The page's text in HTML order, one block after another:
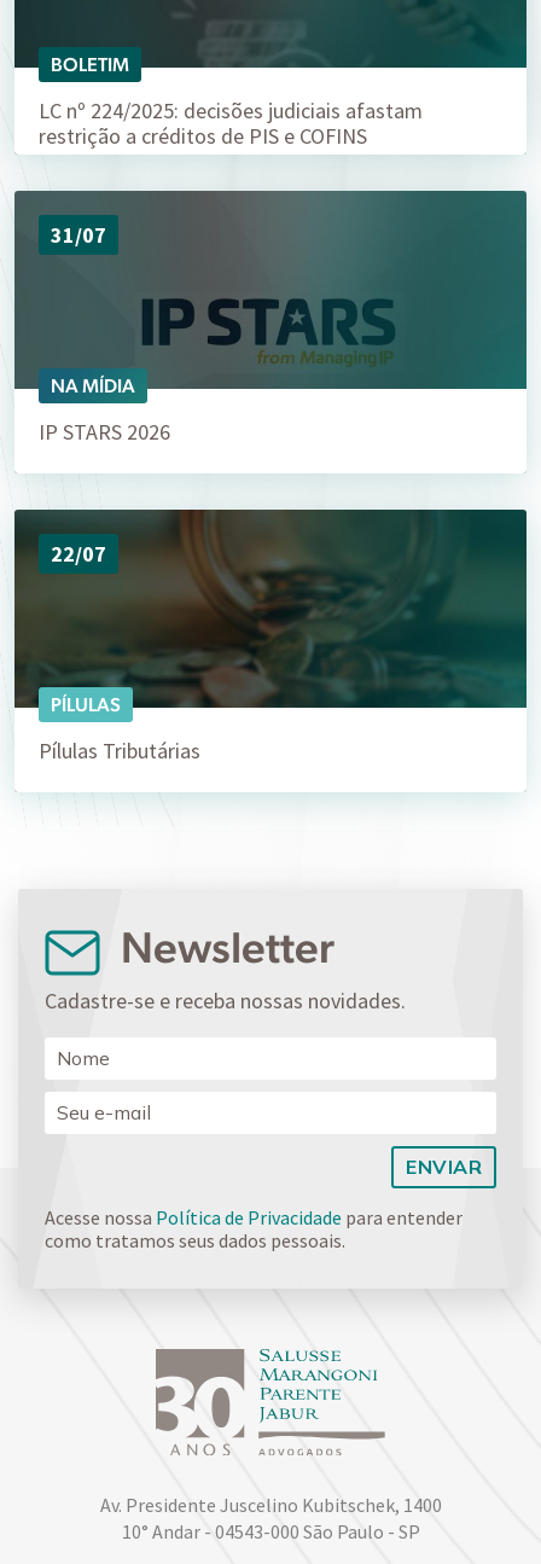
BOLETIM
LC nº 224/2025: decisões judiciais afastam
restrição a créditos de PIS e COFINS
31/07
NA MÍDIA
IP STARS 2026
22/07
PÍLULAS
Pílulas Tributárias
Newsletter
Cadastre-se e receba nossas novidades.
Acesse nossa Política de Privacidade para entender
como tratamos seus dados pessoais.
Av. Presidente Juscelino Kubitschek, 1400
10° Andar - 04543-000 São Paulo - SP